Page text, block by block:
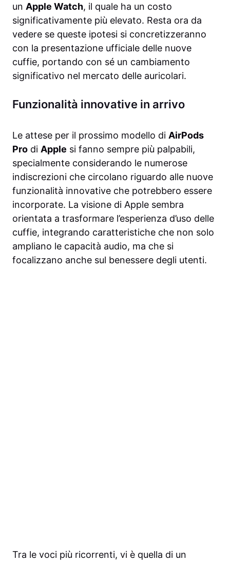
un Apple Watch, il quale ha un costo
significativamente più elevato. Resta ora da
vedere se queste ipotesi si concretizzeranno
con la presentazione ufficiale delle nuove
cuffie, portando con sé un cambiamento
significativo nel mercato delle auricolari.
Funzionalità innovative in arrivo
Le attese per il prossimo modello di AirPods
Pro di Apple si fanno sempre più palpabili,
specialmente considerando le numerose
indiscrezioni che circolano riguardo alle nuove
funzionalità innovative che potrebbero essere
incorporate. La visione di Apple sembra
orientata a trasformare l’esperienza d’uso delle
cuffie, integrando caratteristiche che non solo
ampliano le capacità audio, ma che si
focalizzano anche sul benessere degli utenti.
Tra le voci più ricorrenti, vi è quella di un